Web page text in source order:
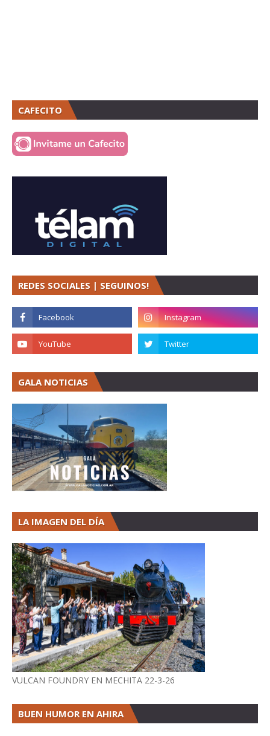
CAFECITO
REDES SOCIALES | SEGUINOS!
GALA NOTICIAS
LA IMAGEN DEL DÍA
VULCAN FOUNDRY EN MECHITA 22-3-26
BUEN HUMOR EN AHIRA